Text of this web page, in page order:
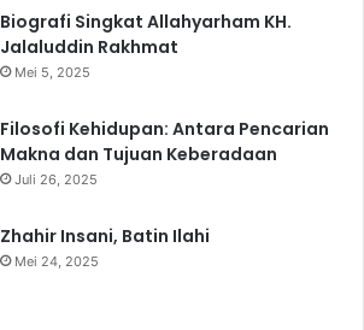
Biografi Singkat Allahyarham KH.
Jalaluddin Rakhmat
Mei 5, 2025
Filosofi Kehidupan: Antara Pencarian
Makna dan Tujuan Keberadaan
Juli 26, 2025
Zhahir Insani, Batin Ilahi
Mei 24, 2025